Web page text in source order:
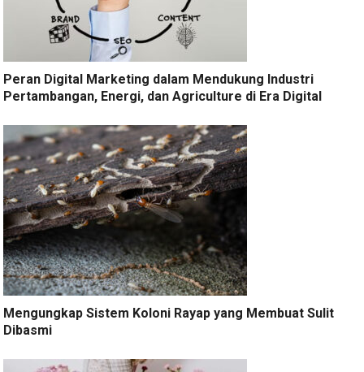
Peran Digital Marketing dalam Mendukung Industri
Pertambangan, Energi, dan Agriculture di Era Digital
Mengungkap Sistem Koloni Rayap yang Membuat Sulit
Dibasmi